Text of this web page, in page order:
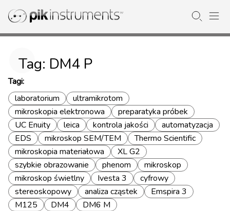
Tag: DM4 P
Tagi:
laboratorium
ultramikrotom
mikroskopia elektronowa
preparatyka próbek
UC Enuity
leica kontrola jakości
automatyzacja
EDS
mikroskop SEM/TEM
Thermo Scientific
mikroskopia materiałowa
XL G2
szybkie obrazowanie
phenom
mikroskop
mikroskop świetlny
Ivesta 3
cyfrowy
stereoskopowy
analiza cząstek
Emspira 3
M125
DM4
DM6 M